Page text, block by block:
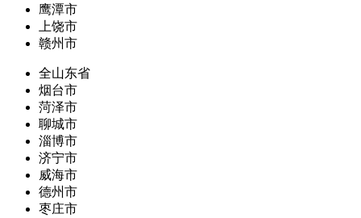
鹰潭市
上饶市
赣州市
全山东省
烟台市
菏泽市
聊城市
淄博市
济宁市
威海市
德州市
枣庄市